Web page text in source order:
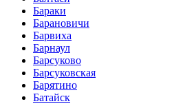
Бараки
Барановичи
Барвиха
Барнаул
Барсуково
Барсуковская
Барятино
Батайск